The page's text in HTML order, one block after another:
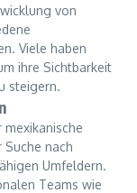
von
Viele haben
ihre Sichtbarkeit
steigern.
mexikanische
nach
Umfeldern.
Teams wie